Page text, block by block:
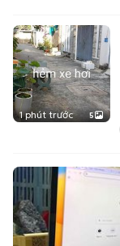
1 phút trước 5